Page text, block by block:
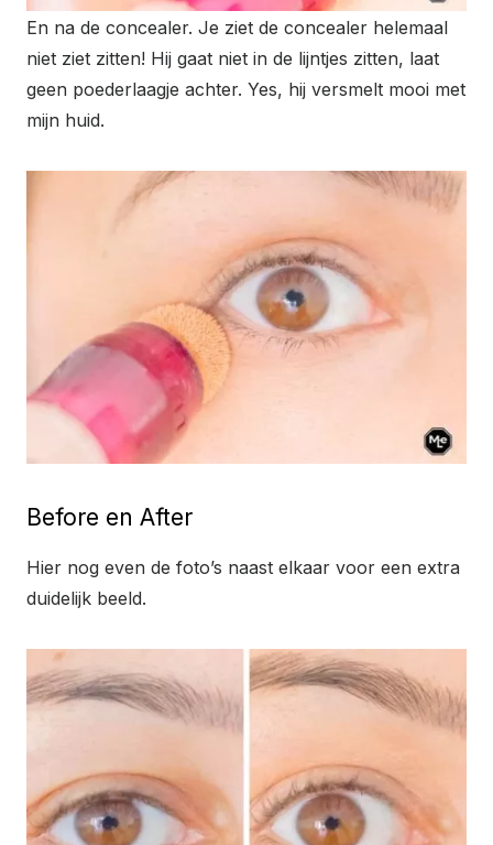
En na de concealer. Je ziet de concealer helemaal
niet ziet zitten! Hij gaat niet in de lijntjes zitten, laat
geen poederlaagje achter. Yes, hij versmelt mooi met
mijn huid.
Before en After
Hier nog even de foto’s naast elkaar voor een extra
duidelijk beeld.